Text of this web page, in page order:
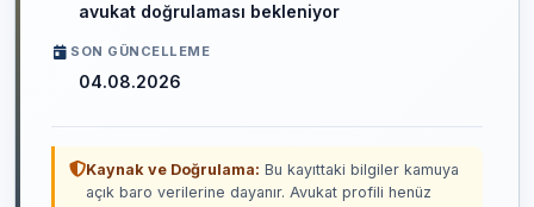
avukat doğrulaması bekleniyor
SON GÜNCELLEME
04.08.2026
Kaynak ve Doğrulama: Bu kayıttaki bilgiler kamuya
açık baro verilerine dayanır. Avukat profili henüz